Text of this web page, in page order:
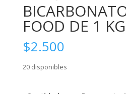
FOOD DE 1 KG
$2.500
20 disponibles